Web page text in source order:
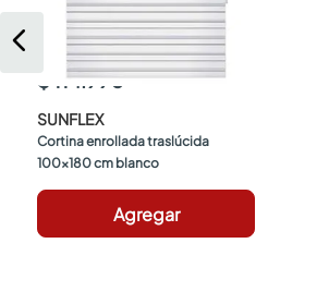
$ 114.990
SUNFLEX
Cortina enrollada traslúcida
100x180 cm blanco
Agregar